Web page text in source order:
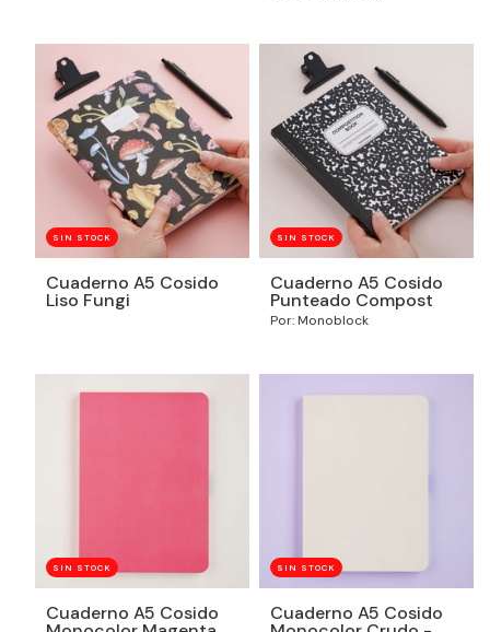
SIN STOCK
Cuaderno A5 Cosido
Liso Fungi
SIN STOCK
Cuaderno A5 Cosido
Punteado Compost
Por: Monoblock
SIN STOCK
Cuaderno A5 Cosido
SIN STOCK
Cuaderno A5 Cosido